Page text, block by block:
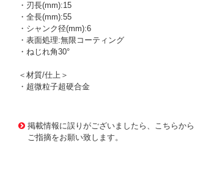
・刃長(mm):15
・全長(mm):55
・シャンク径(mm):6
・表面処理:無限コーティング
・ねじれ角30°
＜材質/仕上＞
・超微粒子超硬合金
掲載情報に誤りがございましたら、こちらから
ご指摘をお願い致します。